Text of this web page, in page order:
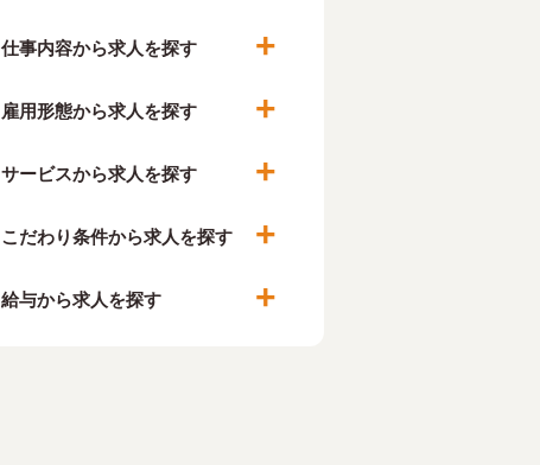
仕事内容から求人を探す
雇用形態から求人を探す
サービスから求人を探す
こだわり条件から求人を探す
給与から求人を探す